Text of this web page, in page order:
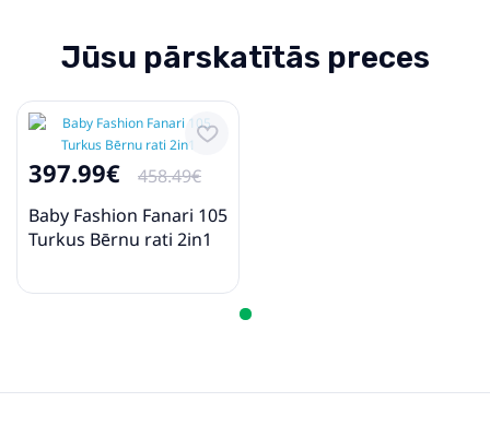
Jūsu pārskatītās preces
397.99€
458.49€
Baby Fashion Fanari 105
Turkus Bērnu rati 2in1